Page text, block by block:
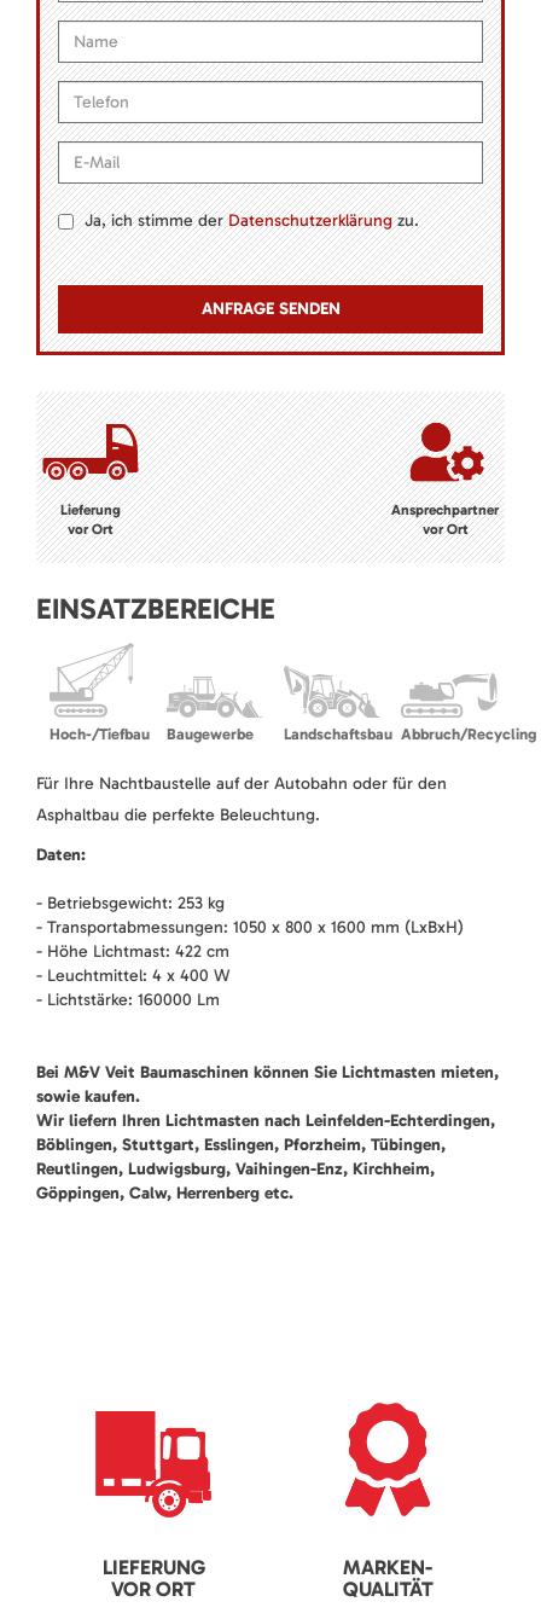
Ja, ich stimme derDatenschutzerklärungzu.
Lieferung
vor Ort
Ansprechpartner
vor Ort
EINSATZBEREICHE
Hoch-/Tiefbau Baugewerbe Landschaftsbau Abbruch/Recycling
Für Ihre Nachtbaustelle auf der Autobahn oder für den
Asphaltbau die perfekte Beleuchtung.
Daten:
- Betriebsgewicht: 253 kg
- Transportabmessungen: 1050 x 800 x 1600 mm (LxBxH)
- Höhe Lichtmast: 422 cm
- Leuchtmittel: 4 x 400 W
- Lichtstärke: 160000 Lm
Bei M&V Veit Baumaschinen können Sie Lichtmasten mieten,
sowie kaufen.
Wir liefern Ihren Lichtmasten nach Leinfelden-Echterdingen,
Böblingen, Stuttgart, Esslingen, Pforzheim, Tübingen,
Reutlingen, Ludwigsburg, Vaihingen-Enz, Kirchheim,
Göppingen, Calw, Herrenberg etc.
LIEFERUNG
VOR ORT
MARKEN-
QUALITÄT